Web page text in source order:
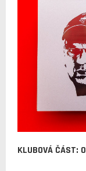
KLUBOVÁ ČÁST: